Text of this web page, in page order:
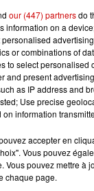
images et en
our (447) partnersdo
information on a
personalised
or combinations of
to select personalised
and present
as IP address and
Use precise
on information
accepter en
Vous pouvez
Vous pouvez mettre à
chaque page.